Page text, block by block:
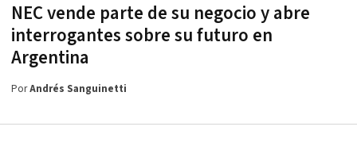
NEC vende parte de su negocio y abre
interrogantes sobre su futuro en
Argentina
PorAndrés Sanguinetti